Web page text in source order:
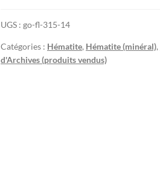
UGS : go-fl-315-14
Catégories : Hématite, Hématite (minéral),
d'Archives (produits vendus)